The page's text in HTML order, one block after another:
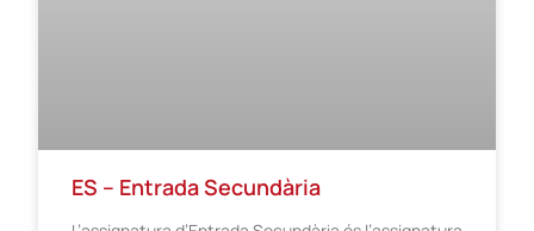
ES – Entrada Secundària